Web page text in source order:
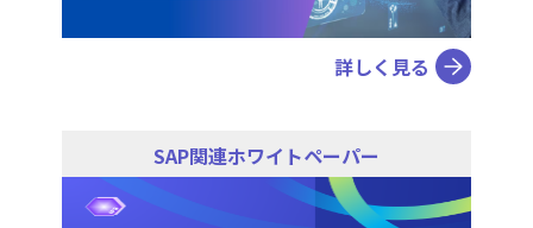
詳しく見る
SAP関連ホワイトペーパー